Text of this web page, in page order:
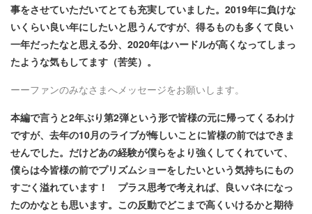
事をさせていただいてとても充実していました。2019年に負けな
いくらい良い年にしたいと思うんですが、得るものも多くて良い
一年だったなと思える分、2020年はハードルが高くなってしまっ
たような気もしてます（苦笑）。
ーーファンのみなさまへメッセージをお願いします。
本編で言うと2年ぶり第2弾という形で皆様の元に帰ってくるわけ
ですが、去年の10月のライブが悔しいことに皆様の前ではできま
せんでした。だけどあの経験が僕らをより強くしてくれていて、
僕らは今皆様の前でプリズムショーをしたいという気持ちにもの
すごく溢れています！ プラス思考で考えれば、良いバネになっ
たのかなとも思います。この反動でどこまで高くいけるかと期待